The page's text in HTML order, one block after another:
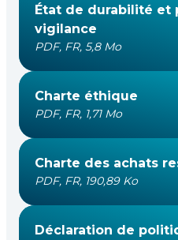
État de durabilité et
vigilance
PDF, FR, 5,8 Mo
Charte éthique
PDF, FR, 1,71 Mo
Charte des achats
PDF, FR, 190,89 Ko
Déclaration de